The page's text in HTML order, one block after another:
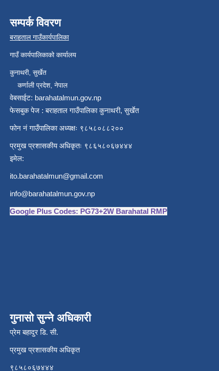
सम्पर्क विवरण
बराहताल गाउँकार्यपालिका
गाउँ कार्यपालिकाको कार्यालय
कुनाथरी, सुर्खेत
कर्णाली प्रदेश, नेपाल
वेबसाईट: barahatalmun.gov.np
फेसबुक पेज : बराहताल गाउँपालिका कुनाथरी, सुर्खेत
फोन नं गाउँपालिका अध्यक्षः ९८५८०८८२००
प्रमुख प्रशासकीय अधिकृतः ९८६५८०६७४४४
इमेल:
ito.barahatalmun@gmail.com
info@barahatalmun.gov.np
Google Plus Codes: PG73+2W Barahatal RMP
गुनासो सुन्ने अधिकारी
प्रेम बहादुर डि. सी.
प्रमुख प्रशासकीय अधिकृत
९८५८०६७४४४